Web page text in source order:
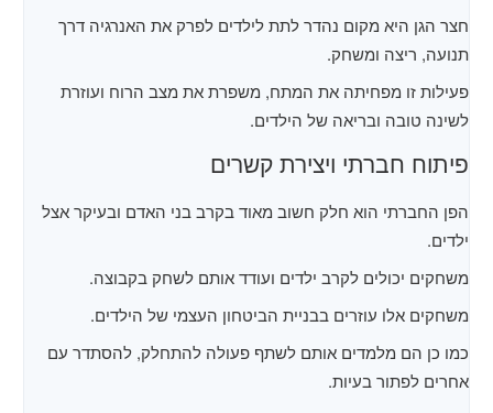
חצר הגן היא מקום נהדר לתת לילדים לפרק את האנרגיה דרך
תנועה, ריצה ומשחק.
פעילות זו מפחיתה את המתח, משפרת את מצב הרוח ועוזרת
לשינה טובה ובריאה של הילדים.
פיתוח חברתי ויצירת קשרים
הפן החברתי הוא חלק חשוב מאוד בקרב בני האדם ובעיקר אצל
ילדים.
משחקים יכולים לקרב ילדים ועודד אותם לשחק בקבוצה.
משחקים אלו עוזרים בבניית הביטחון העצמי של הילדים.
כמו כן הם מלמדים אותם לשתף פעולה להתחלק, להסתדר עם
אחרים לפתור בעיות.